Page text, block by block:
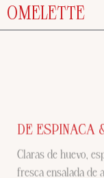
OMELETTE
DE ESPINACA
Claras de huevo,
fresca ensalada de